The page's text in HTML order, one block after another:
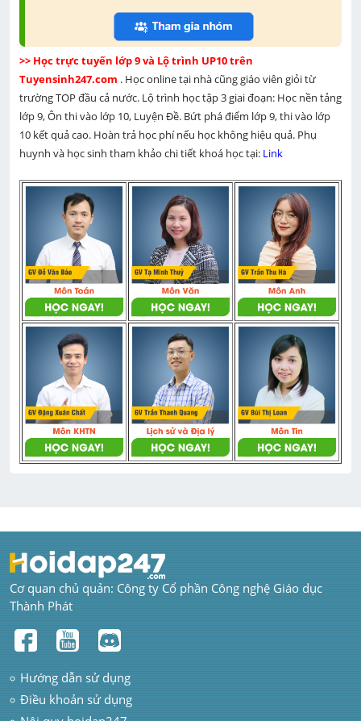
>> Học trực tuyến lớp 9 và Lộ trình UP10 trên
Tuyensinh247.com . Học online tại nhà cũng giáo viên giỏi từ
trường TOP đầu cả nước. Lộ trình học tập 3 giai đoạn: Học nền tảng
lớp 9, Ôn thi vào lớp 10, Luyện Đề. Bứt phá điểm lớp 9, thi vào lớp
10 kết quả cao. Hoàn trả học phí nếu học không hiệu quả. Phụ
huynh và học sinh tham khảo chi tiết khoá học tại: Link
Cơ quan chủ quản: Công ty Cổ phần Công nghệ Giáo dục
Thành Phát
Hướng dẫn sử dụng
Điều khoản sử dụng